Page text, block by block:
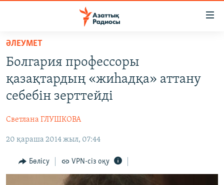
Skip
main
content
main
Skip
Search
AZATTYQTV
АДАМ ҚҰҚЫҚТАРЫ
ӘЛЕУМЕТ
ӘЛЕМ
АРНАЙЫ ЖОБАЛАР
ӘЛЕУМЕТ
Болгария профессоры
қазақтардың «жиһадқа» аттану
себебін зерттейді
Светлана ГЛУШКОВА
20 қараша 2014 жыл, 07:44
Бөлісу VPN-сіз оқу